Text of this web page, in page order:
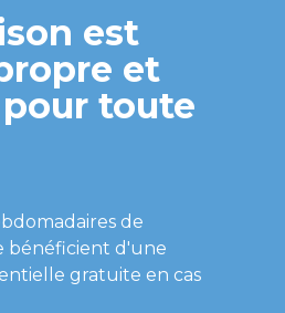
est
et
toute
de
bénéficient d'une
gratuite en cas